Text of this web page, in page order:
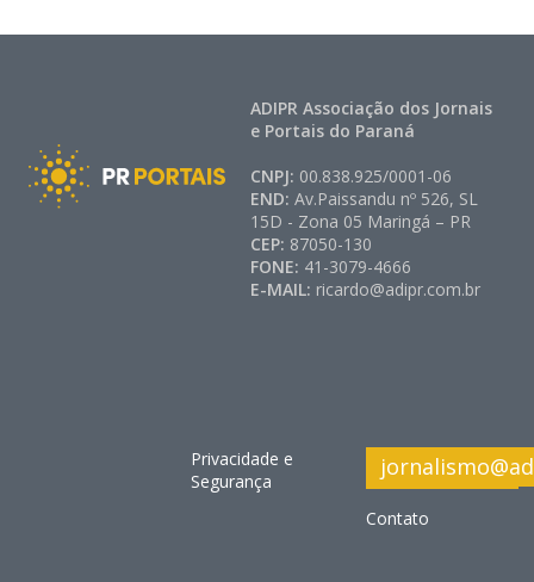
ADIPR Associação dos Jornais
e Portais do Paraná
CNPJ: 00.838.925/0001-06
END:Av.Paissandu nº 526, SL
15D - Zona 05 Maringá – PR
CEP: 87050-130
FONE: 41-3079-4666
E-MAIL: ricardo@adipr.com.br
Privacidade e
Segurança
Contato